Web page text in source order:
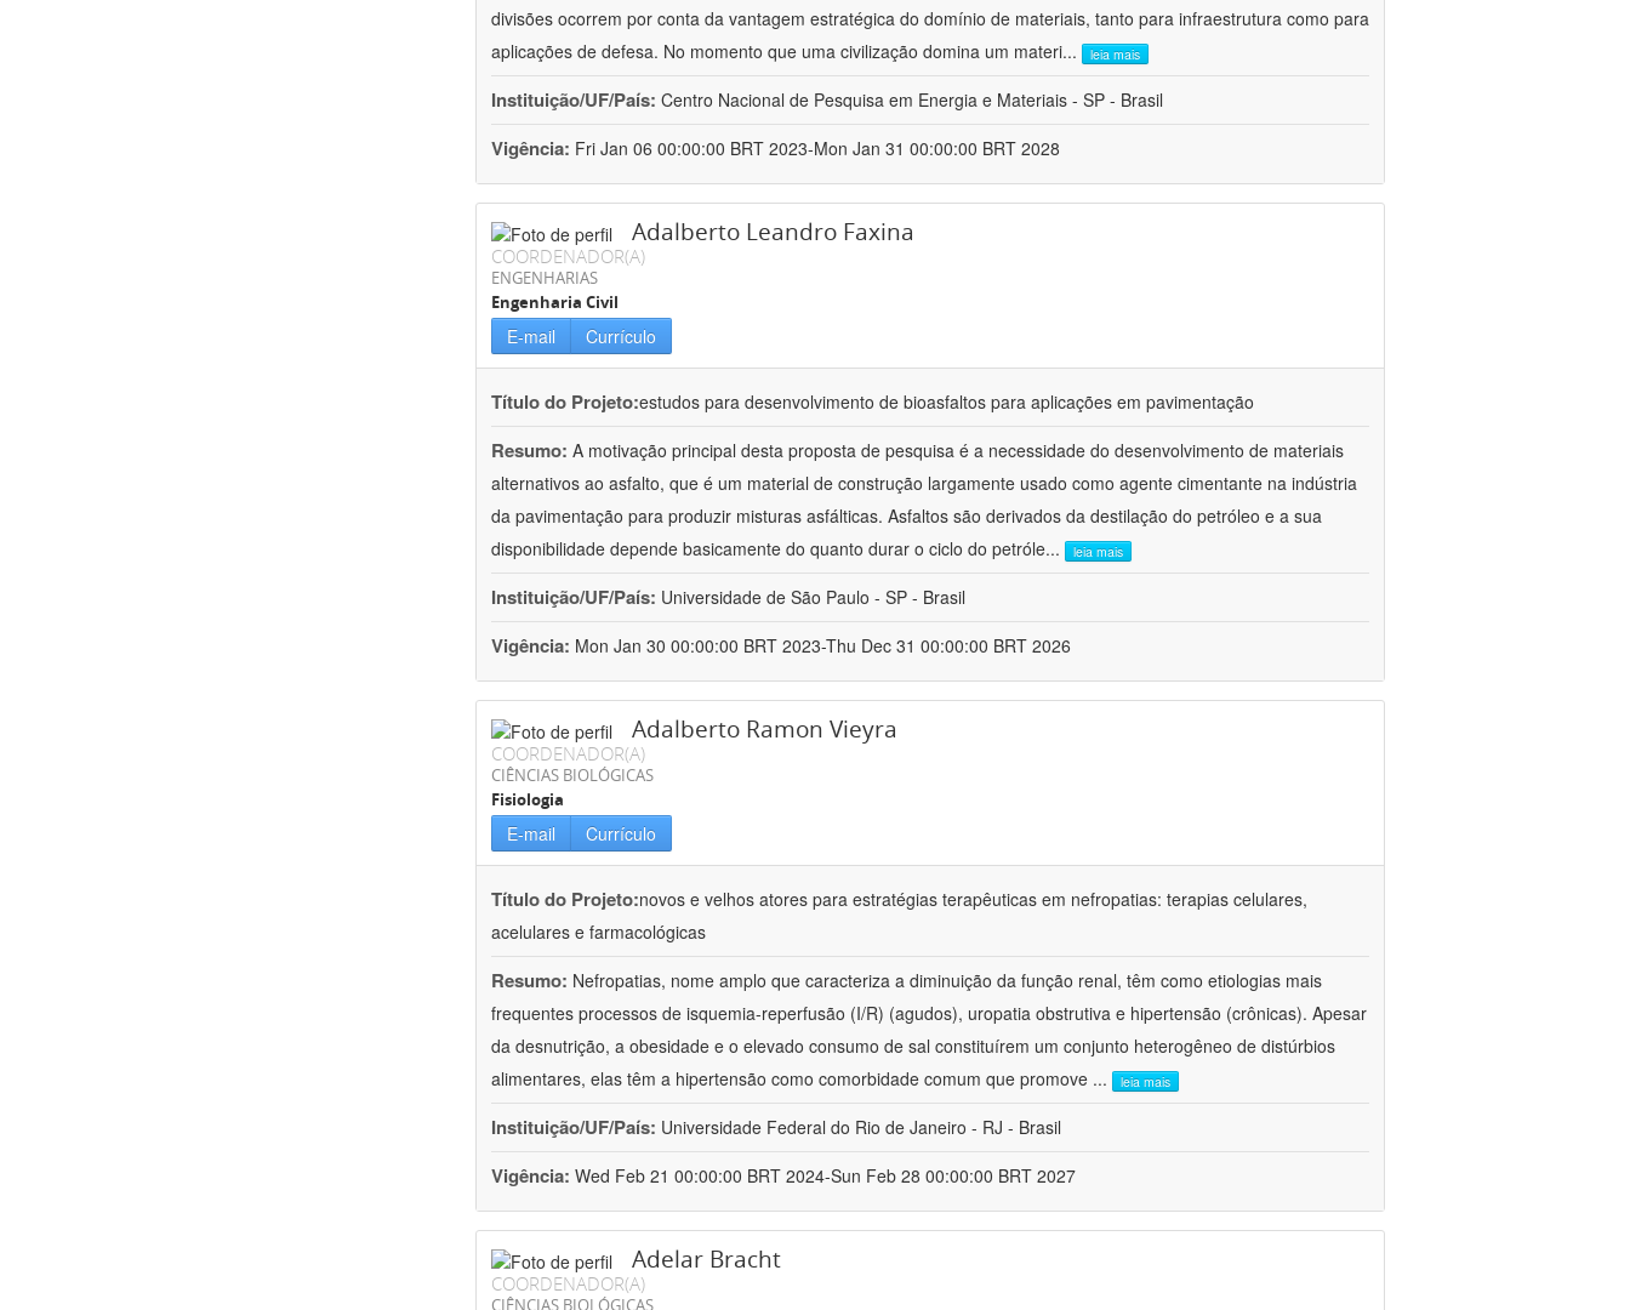
divisões ocorrem por conta da vantagem estratégica do domínio de materiais, tanto para infraestrutura como para
aplicações de defesa. No momento que uma civilização domina um materi... leia mais
Instituição/UF/País: Centro Nacional de Pesquisa em Energia e Materiais - SP - Brasil
Vigência: Fri Jan 06 00:00:00 BRT 2023-Mon Jan 31 00:00:00 BRT 2028
Adalberto Leandro Faxina
COORDENADOR(A)
ENGENHARIAS
Engenharia Civil
E-mail Currículo
Título do Projeto:estudos para desenvolvimento de bioasfaltos para aplicações em pavimentação
Resumo: A motivação principal desta proposta de pesquisa é a necessidade do desenvolvimento de materiais
alternativos ao asfalto, que é um material de construção largamente usado como agente cimentante na indústria
da pavimentação para produzir misturas asfálticas. Asfaltos são derivados da destilação do petróleo e a sua
disponibilidade depende basicamente do quanto durar o ciclo do petróle... leia mais
Instituição/UF/País: Universidade de São Paulo - SP - Brasil
Vigência: Mon Jan 30 00:00:00 BRT 2023-Thu Dec 31 00:00:00 BRT 2026
Adalberto Ramon Vieyra
COORDENADOR(A)
CIÊNCIAS BIOLÓGICAS
Fisiologia
E-mail Currículo
Título do Projeto:novos e velhos atores para estratégias terapêuticas em nefropatias: terapias celulares,
acelulares e farmacológicas
Resumo: Nefropatias, nome amplo que caracteriza a diminuição da função renal, têm como etiologias mais
frequentes processos de isquemia-reperfusão (I/R) (agudos), uropatia obstrutiva e hipertensão (crônicas). Apesar
da desnutrição, a obesidade e o elevado consumo de sal constituírem um conjunto heterogêneo de distúrbios
alimentares, elas têm a hipertensão como comorbidade comum que promove ... leia mais
Instituição/UF/País: Universidade Federal do Rio de Janeiro - RJ - Brasil
Vigência: Wed Feb 21 00:00:00 BRT 2024-Sun Feb 28 00:00:00 BRT 2027
Adelar Bracht
COORDENADOR(A)
CIÊNCIAS BIOLÓGICAS